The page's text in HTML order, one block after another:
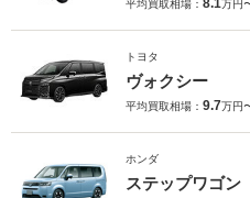
平均買取相場： 8.1万円
トヨタ
ヴォクシー
平均買取相場： 9.7万円
ホンダ
ステップワゴン